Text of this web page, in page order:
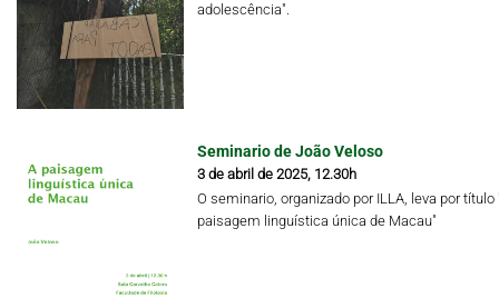
adolescência".
Seminario de João Veloso
3 de abril de 2025, 12.30h
O seminario, organizado por ILLA, leva por título
paisagem linguística única de Macau"